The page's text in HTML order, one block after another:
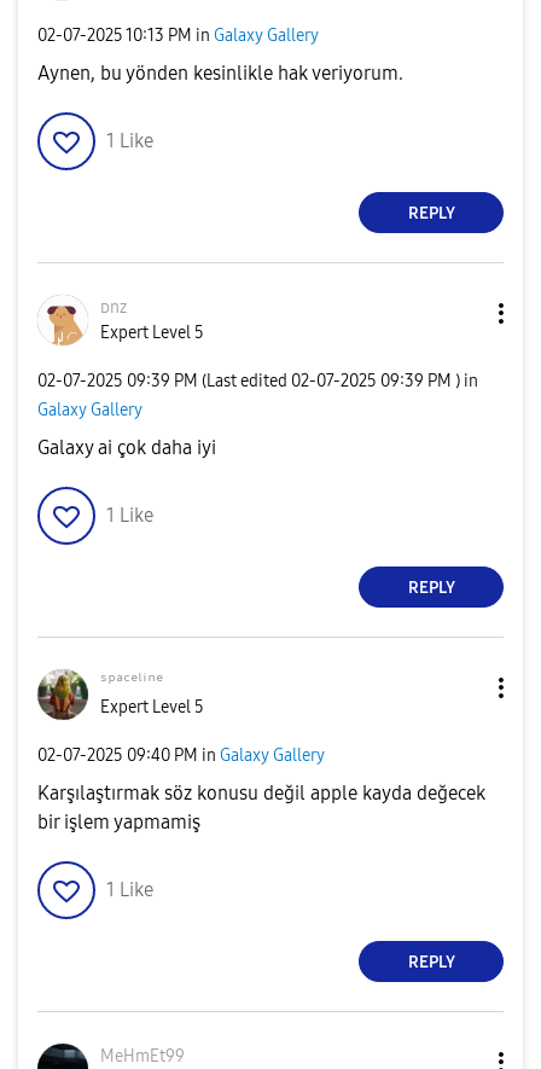
‎02-07-202510:13 PM in Galaxy Gallery
Aynen, bu yönden kesinlikle hak veriyorum.
1 Like
REPLY
ᴅnz
Expert Level 5
‎02-07-2025 09:39 PM (Last edited ‎02-07-2025 09:39 PM ) in
Galaxy Gallery
Galaxy ai çok daha iyi
1 Like
REPLY
ˢᵖᵃᶜᵉˡⁱⁿᵉ
Expert Level 5
‎02-07-2025 09:40 PM in Galaxy Gallery
Karşılaştırmak söz konusu değil apple kayda değecek
bir işlem yapmamiş
1 Like
REPLY
MeHmEt99